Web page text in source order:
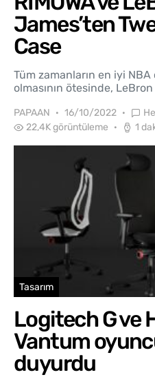
James’ten
Case
Tüm zamanların en iyi
olmasının ötesinde,
PAPAAN 16/10/2022
22,4K görüntüleme
1
Tasarım
Logitech G ve
Vantum
duyurdu